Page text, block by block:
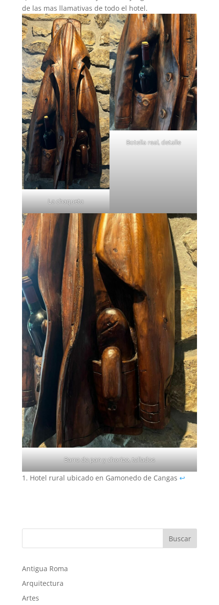
de las mas llamativas de todo el hotel.
La chaqueta
Botella real, detalle
Barra de pan y chorizo, tallados
Hotel rural ubicado en Gamonedo de Cangas ↩︎
Buscar
Antigua Roma
Arquitectura
Artes